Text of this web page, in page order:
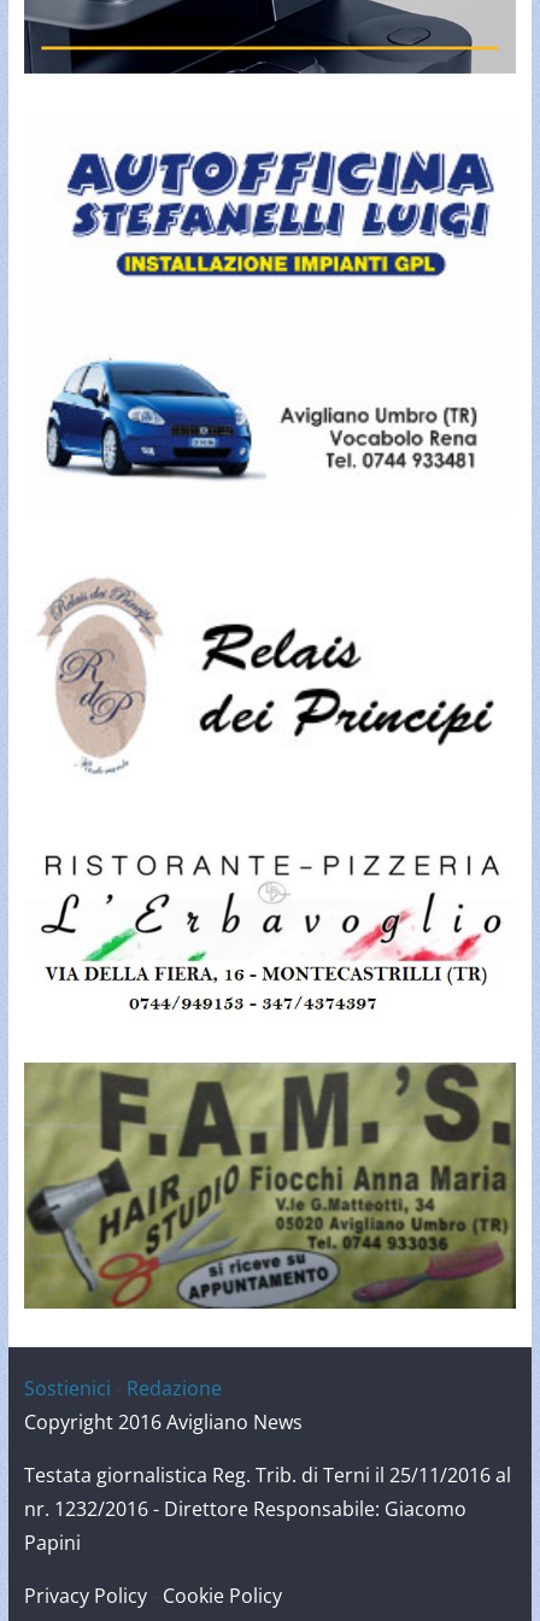
Sostienici
Redazione
Copyright 2016 Avigliano News
Testata giornalistica Reg. Trib. di Terni il 25/11/2016 al
nr. 1232/2016 - Direttore Responsabile: Giacomo
Papini
Privacy Policy- Cookie Policy